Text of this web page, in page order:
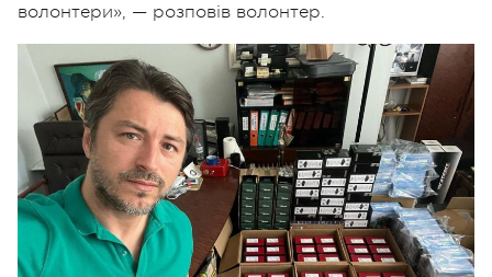
волонтери», — розповів волонтер.